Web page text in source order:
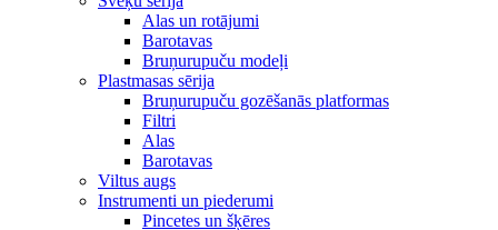
Alas un rotājumi
Barotavas
Bruņurupuču modeļi
Plastmasas sērija
Bruņurupuču gozēšanās platformas
Filtri
Alas
Barotavas
Viltus augs
Instrumenti un piederumi
Pincetes un šķēres